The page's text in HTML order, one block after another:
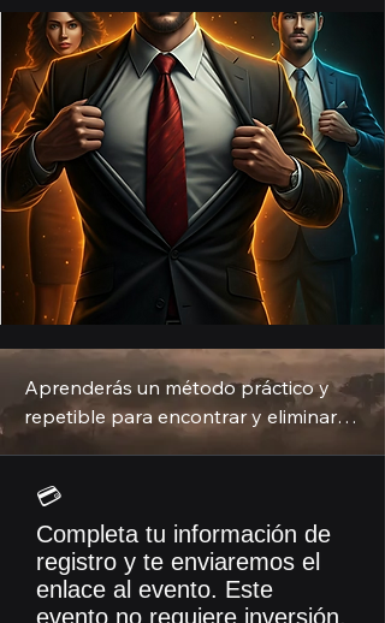
Aprenderás un método práctico y
repetible para encontrar y eliminar
obstáculos, tanto en la oficina como
frustraciones superficiales en
fricciones con un solo responsable,
próximos pasos con fecha y barreras
ligeras para que no vuelvan. Espera
decisiones más rápidas, menos
💳
Completa tu información de
registro y te enviaremos el
enlace al evento. Este
evento no requiere inversión.